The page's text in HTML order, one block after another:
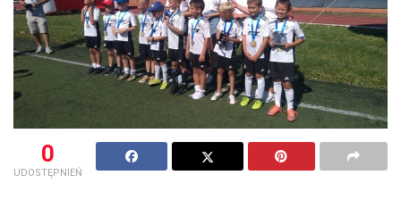
0
UDOSTĘPNIEŃ